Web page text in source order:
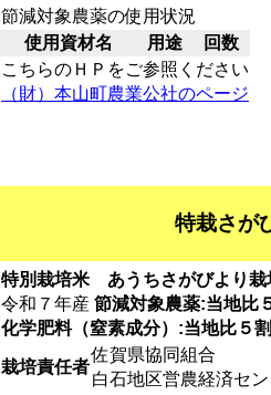
節減対象農薬の使用状況
使用資材名
用途
回数
こちらのＨＰをご参照ください
（財）本山町農業公社のページ
特栽さが
特別栽培米 あうちさがびより栽
令和７年産 節減対象農薬:当地比
化学肥料（窒素成分）:当地比５
栽培責任者
佐賀県協同組合
白石地区営農経済セ